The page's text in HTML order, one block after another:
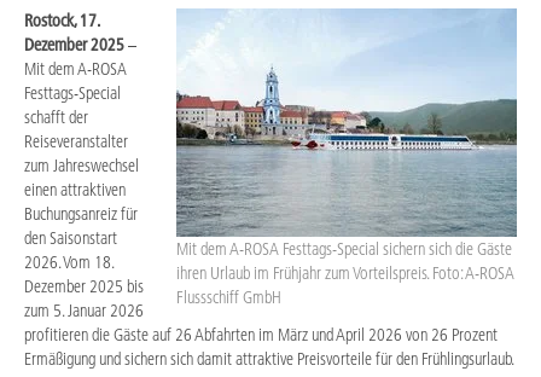
Mit dem A-ROSA Festtags-Special sichern sich die Gäste
ihren Urlaub im Frühjahr zum Vorteilspreis. Foto: A-ROSA
Flussschiff GmbH
Rostock, 17.
Dezember 2025–
Mit dem A-ROSA
Festtags-Special
schafft der
Reiseveranstalter
zum Jahreswechsel
einen attraktiven
Buchungsanreiz für
den Saisonstart
2026. Vom 18.
Dezember 2025 bis
zum 5. Januar 2026
profitieren die Gäste auf 26 Abfahrten im März und April 2026 von 26 Prozent
Ermäßigung und sichern sich damit attraktive Preisvorteile für den Frühlingsurlaub.